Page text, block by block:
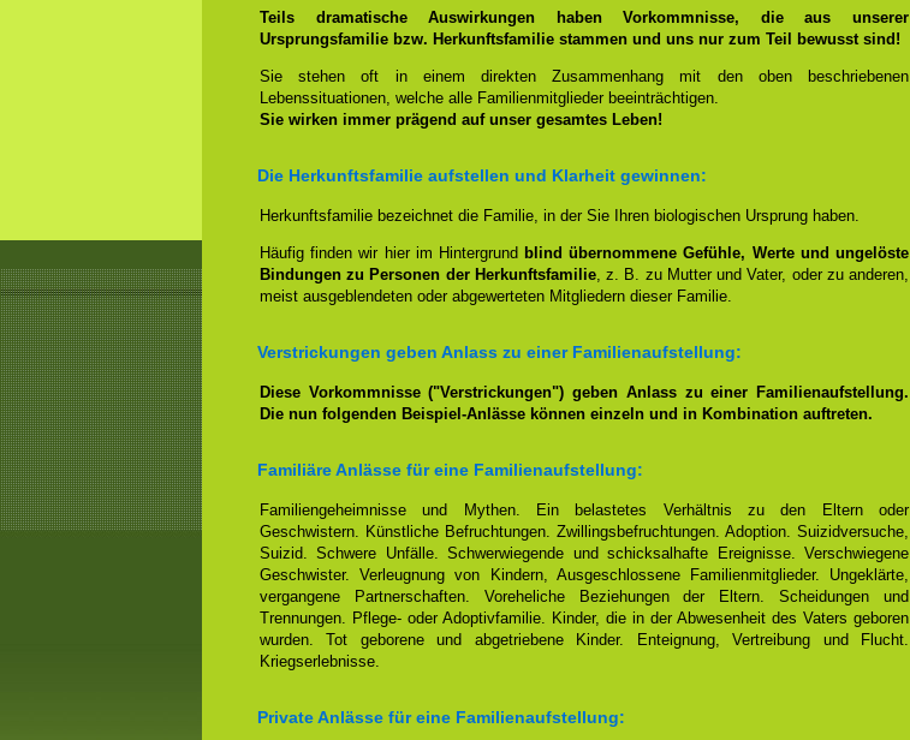
Teils dramatische Auswirkungen haben Vorkommnisse, die aus unserer
Ursprungsfamilie bzw. Herkunftsfamilie stammen und uns nur zum Teil bewusst sind!
Sie stehen oft in einem direkten Zusammenhang mit den oben beschriebenen
Lebenssituationen, welche alle Familienmitglieder beeinträchtigen.
Sie wirken immer prägend auf unser gesamtes Leben!
Die Herkunftsfamilie aufstellen und Klarheit gewinnen:
Herkunftsfamilie bezeichnet die Familie, in der Sie Ihren biologischen Ursprung haben.
Häufig finden wir hier im Hintergrund blind übernommene Gefühle, Werte und ungelöste
Bindungen zu Personen der Herkunftsfamilie, z. B. zu Mutter und Vater, oder zu anderen,
meist ausgeblendeten oder abgewerteten Mitgliedern dieser Familie.
Verstrickungen geben Anlass zu einer Familienaufstellung:
Diese Vorkommnisse ("Verstrickungen") geben Anlass zu einer Familienaufstellung.
Die nun folgenden Beispiel-Anlässe können einzeln und in Kombination auftreten.
Familiäre Anlässe für eine Familienaufstellung:
Familiengeheimnisse und Mythen. Ein belastetes Verhältnis zu den Eltern oder
Geschwistern. Künstliche Befruchtungen. Zwillingsbefruchtungen. Adoption. Suizidversuche,
Suizid. Schwere Unfälle. Schwerwiegende und schicksalhafte Ereignisse. Verschwiegene
Geschwister. Verleugnung von Kindern, Ausgeschlossene Familienmitglieder. Ungeklärte,
vergangene Partnerschaften. Voreheliche Beziehungen der Eltern. Scheidungen und
Trennungen. Pflege- oder Adoptivfamilie. Kinder, die in der Abwesenheit des Vaters geboren
wurden. Tot geborene und abgetriebene Kinder. Enteignung, Vertreibung und Flucht.
Kriegserlebnisse.
Private Anlässe für eine Familienaufstellung: